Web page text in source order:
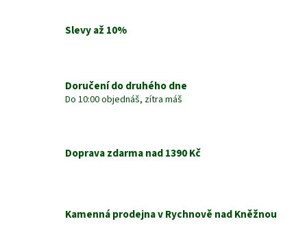
Slevy až 10%
Doručení do druhého dne
Do 10:00 objednáš, zítra máš
Doprava zdarma nad 1390 Kč
Kamenná prodejna v Rychnově nad Kněžnou